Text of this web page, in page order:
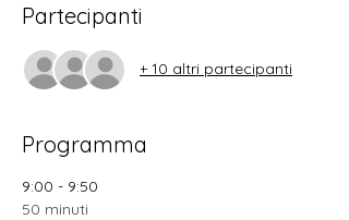
Partecipanti
+ 10 altri partecipanti
Programma
9:00 - 9:50
50 minuti